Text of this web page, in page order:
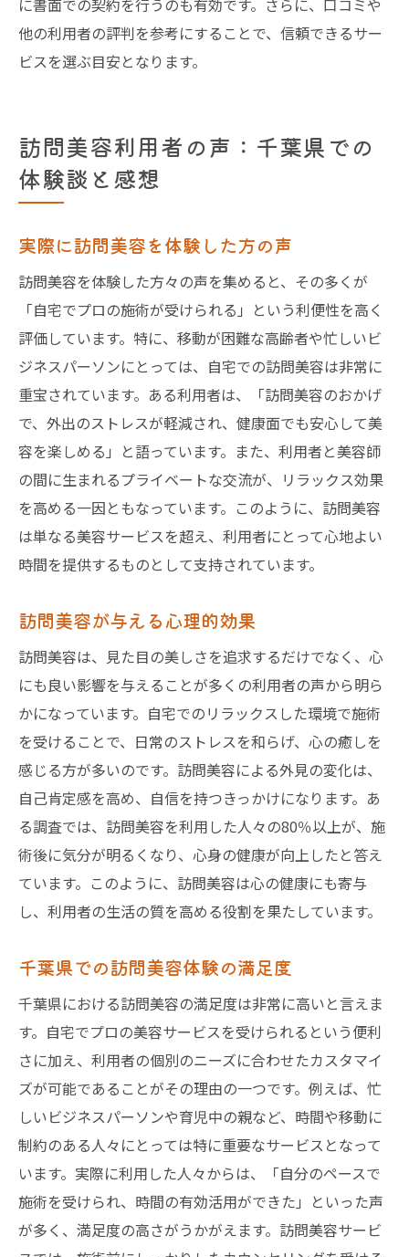
に書面での契約を行うのも有効です。さらに、口コミや
他の利用者の評判を参考にすることで、信頼できるサー
ビスを選ぶ目安となります。
訪問美容利用者の声：千葉県での
体験談と感想
実際に訪問美容を体験した方の声
訪問美容を体験した方々の声を集めると、その多くが
「自宅でプロの施術が受けられる」という利便性を高く
評価しています。特に、移動が困難な高齢者や忙しいビ
ジネスパーソンにとっては、自宅での訪問美容は非常に
重宝されています。ある利用者は、「訪問美容のおかげ
で、外出のストレスが軽減され、健康面でも安心して美
容を楽しめる」と語っています。また、利用者と美容師
の間に生まれるプライベートな交流が、リラックス効果
を高める一因ともなっています。このように、訪問美容
は単なる美容サービスを超え、利用者にとって心地よい
時間を提供するものとして支持されています。
訪問美容が与える心理的効果
訪問美容は、見た目の美しさを追求するだけでなく、心
にも良い影響を与えることが多くの利用者の声から明ら
かになっています。自宅でのリラックスした環境で施術
を受けることで、日常のストレスを和らげ、心の癒しを
感じる方が多いのです。訪問美容による外見の変化は、
自己肯定感を高め、自信を持つきっかけになります。あ
る調査では、訪問美容を利用した人々の80％以上が、施
術後に気分が明るくなり、心身の健康が向上したと答え
ています。このように、訪問美容は心の健康にも寄与
し、利用者の生活の質を高める役割を果たしています。
千葉県での訪問美容体験の満足度
千葉県における訪問美容の満足度は非常に高いと言えま
す。自宅でプロの美容サービスを受けられるという便利
さに加え、利用者の個別のニーズに合わせたカスタマイ
ズが可能であることがその理由の一つです。例えば、忙
しいビジネスパーソンや育児中の親など、時間や移動に
制約のある人々にとっては特に重要なサービスとなって
います。実際に利用した人々からは、「自分のペースで
施術を受けられ、時間の有効活用ができた」といった声
が多く、満足度の高さがうかがえます。訪問美容サービ